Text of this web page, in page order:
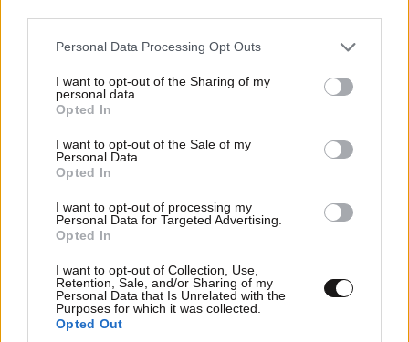
Please note that this website/app uses one or more Google
not limited to your visit or usage behaviour. You may click to
grant or deny consent to Google and its third-party tags to
use your data for below specified purposes in below Google
consent section.
Personal Data Processing Opt Outs
I want to opt-out of the Sharing of my
personal data.
Opted In
I want to opt-out of the Sale of my
Personal Data.
Opted In
I want to opt-out of processing my
Personal Data for Targeted Advertising.
Opted In
I want to opt-out of Collection, Use,
Retention, Sale, and/or Sharing of my
Personal Data that Is Unrelated with the
Purposes for which it was collected.
Opted Out
ΠΡΟΣΘΕΣΤΕ ΤΟ ΣΧΟΛΙΟ ΣΑΣ
Xαρακτήρες: 0/1000
Διαβάστε και ακολουθήστε τους κανόνες σχολιασμού